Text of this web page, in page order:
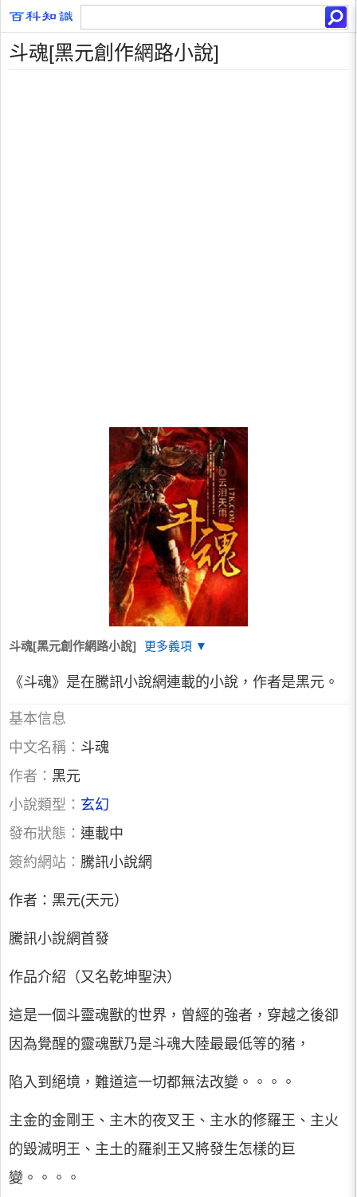
斗魂[黑元創作網路小說]
斗魂[黑元創作網路小說] 更多義項 ▼
《斗魂》是在騰訊小說網連載的小說，作者是黑元。
基本信息
中文名稱： 斗魂
作者： 黑元
小說類型： 玄幻
發布狀態： 連載中
簽約網站： 騰訊小說網
作者：黑元(天元）
騰訊小說網首發
作品介紹（又名乾坤聖決）
這是一個斗靈魂獸的世界，曾經的強者，穿越之後卻
因為覺醒的靈魂獸乃是斗魂大陸最最低等的豬，
陷入到絕境，難道這一切都無法改變。。。。
主金的金剛王、主木的夜叉王、主水的修羅王、主火
的毀滅明王、主土的羅剎王又將發生怎樣的巨
變。。。。